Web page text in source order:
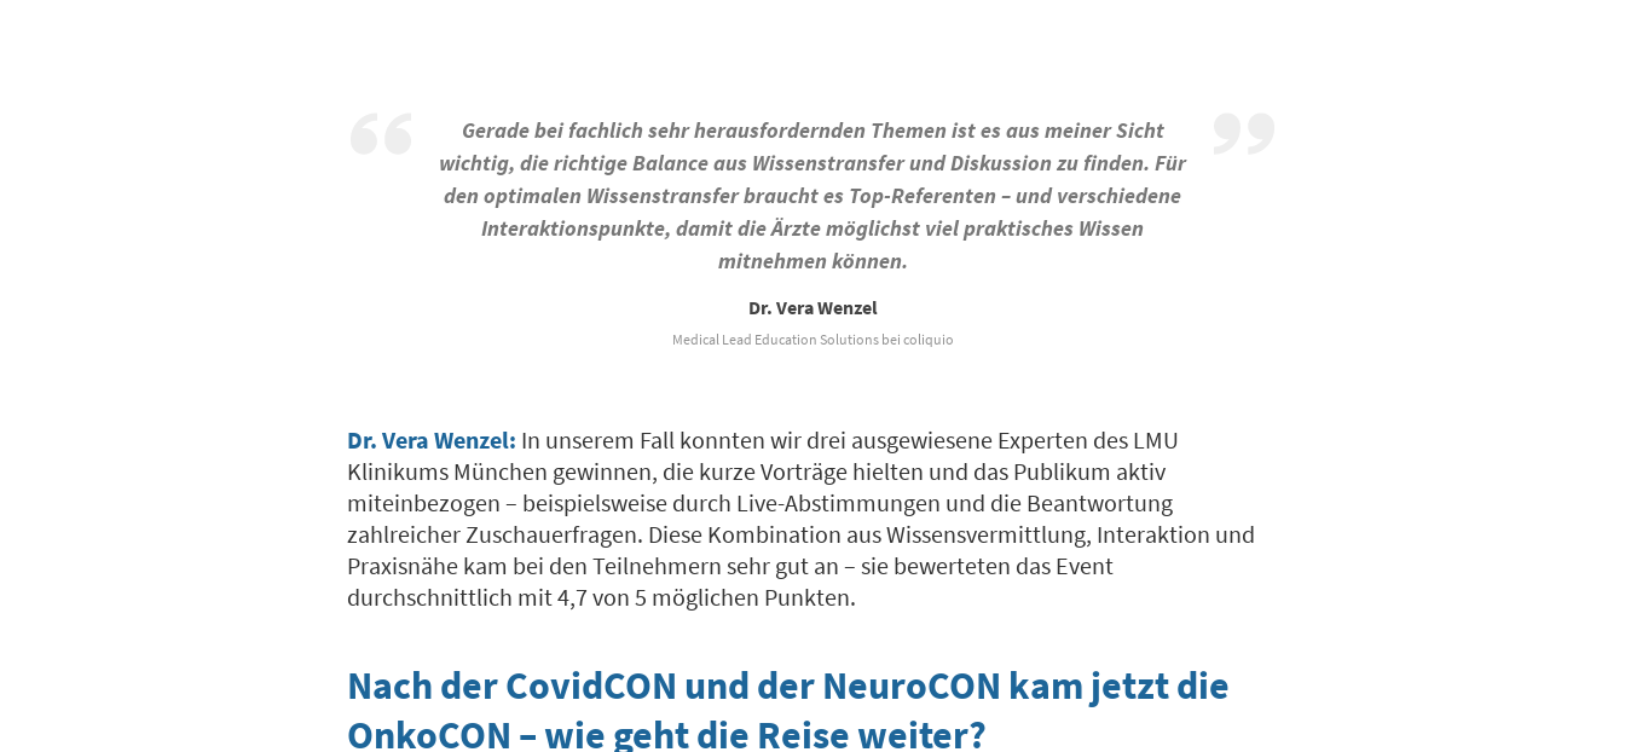
Gerade bei fachlich sehr herausfordernden Themen ist es aus meiner Sicht
wichtig, die richtige Balance aus Wissenstransfer und Diskussion zu finden. Für
den optimalen Wissenstransfer braucht es Top-Referenten – und verschiedene
Interaktionspunkte, damit die Ärzte möglichst viel praktisches Wissen
mitnehmen können.
Dr. Vera Wenzel
Medical Lead Education Solutions bei coliquio
Dr. Vera Wenzel: In unserem Fall konnten wir drei ausgewiesene Experten des LMU
Klinikums München gewinnen, die kurze Vorträge hielten und das Publikum aktiv
miteinbezogen – beispielsweise durch Live-Abstimmungen und die Beantwortung
zahlreicher Zuschauerfragen. Diese Kombination aus Wissensvermittlung, Interaktion und
Praxisnähe kam bei den Teilnehmern sehr gut an – sie bewerteten das Event
durchschnittlich mit 4,7 von 5 möglichen Punkten.
Nach der CovidCON und der NeuroCON kam jetzt die
OnkoCON – wie geht die Reise weiter?